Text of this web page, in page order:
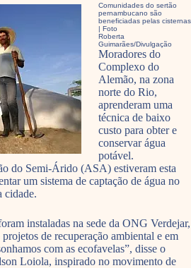
Comunidades do sertão
pernambucano são
beneficiadas pelas cisternas
| Foto
Roberta
Guimarães/Divulgação
Moradores do
Complexo do
Alemão, na zona
norte do Rio,
aprenderam uma
técnica de baixo
custo para obter e
conservar água
potável.
do Semi-Árido (ASA) estiveram esta
um sistema de captação de água no
cidade.
instaladas na sede da ONG Verdejar,
de recuperação ambiental e em
com as ecofavelas”, disse o
Loiola, inspirado no movimento de